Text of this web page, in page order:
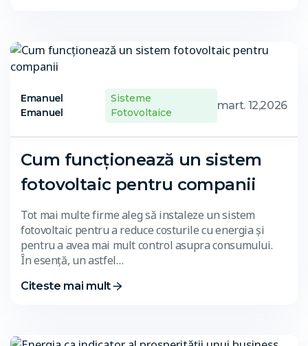
Emanuel
Emanuel
Sisteme
Fotovoltaice
mart. 12,2026
Cum funcționează un sistem
fotovoltaic pentru companii
Tot mai multe firme aleg să instaleze un sistem
fotovoltaic pentru a reduce costurile cu energia și
pentru a avea mai mult control asupra consumului.
În esență, un astfel…
Citeste mai mult